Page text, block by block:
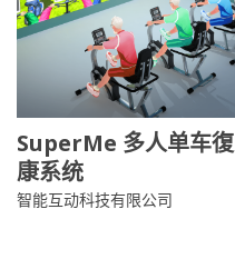
SuperMe 多人单车復
康系统
智能互动科技有限公司